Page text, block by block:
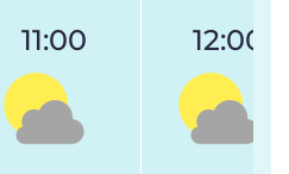
11:00 12:00